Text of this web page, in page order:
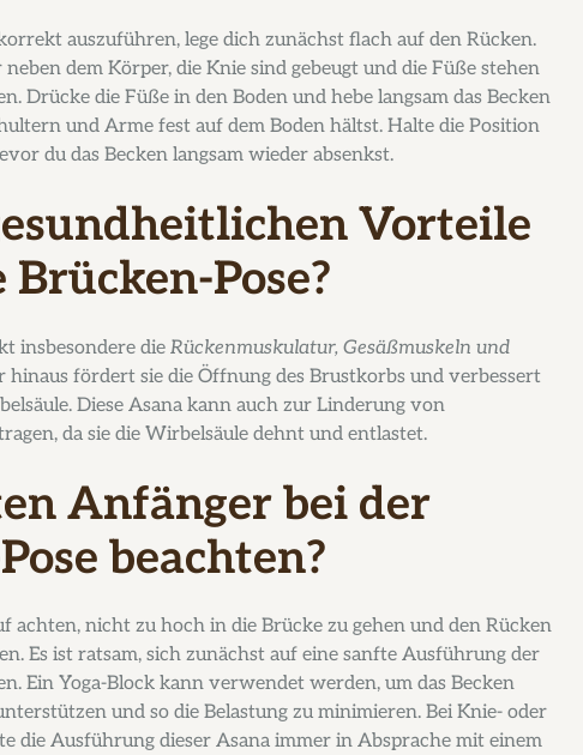
auszuführen, lege dich zunächst flach auf den Rücken.
dem Körper, die Knie sind gebeugt und die Füße stehen
Drücke die Füße in den Boden und hebe langsam das Becken
und Arme fest auf dem Boden hältst. Halte die Position
du das Becken langsam wieder absenkst.
Vorteile
Pose?
insbesondere die Rückenmuskulatur, Gesäßmuskeln und
hinaus fördert sie die Öffnung des Brustkorbs und verbessert
Diese Asana kann auch zur Linderung von
da sie die Wirbelsäule dehnt und entlastet.
Anfänger bei der
beachten?
achten, nicht zu hoch in die Brücke zu gehen und den Rücken
Es ist ratsam, sich zunächst auf eine sanfte Ausführung der
Ein Yoga-Block kann verwendet werden, um das Becken
und so die Belastung zu minimieren. Bei Knie- oder
die Ausführung dieser Asana immer in Absprache mit einem